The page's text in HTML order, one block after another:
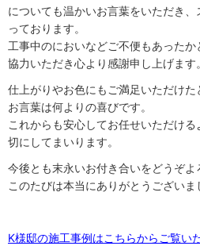
についても温かいお言葉をいただき
っております。
工事中のにおいなどご不便もあった
協力いただき心より感謝申し上げます。
仕上がりやお色にもご満足いただけ
お言葉は何よりの喜びです。
これからも安心してお任せいただけ
切にしてまいります。
今後とも末永いお付き合いをどうぞよ
このたびは本当にありがとうございま
K様邸の施工事例はこちらからご覧い